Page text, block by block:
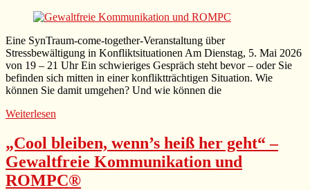
Eine SynTraum-come-together-Veranstaltung über
Stressbewältigung in Konfliktsituationen Am Dienstag, 5. Mai 2026
von 19 – 21 Uhr Ein schwieriges Gespräch steht bevor – oder Sie
befinden sich mitten in einer konfliktträchtigen Situation. Wie
können Sie damit umgehen? Und wie können die
Weiterlesen
„Cool bleiben, wenn’s heiß her geht“ –
Gewaltfreie Kommunikation und
ROMPC®